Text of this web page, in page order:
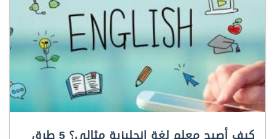
كيف أصبح معلم لغة انجليزية مثالي؟ 5 طرق